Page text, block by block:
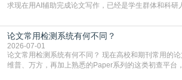
求现在用AI辅助完成论文写作，已经是学生群体和科研
但很多人忽略了，AI生成的内容天生带有重复风险——
含大量已公开的学术内容、网络原创内容，AI输出内容
复片
论文常用检测系统有何不同？
2026-07-01
论文常用检测系统有何不同？ 现在高校和期刊常用的论文查重系统主要是知网、
维普、万方，再加上熟悉的Paper系列的这类初查平台